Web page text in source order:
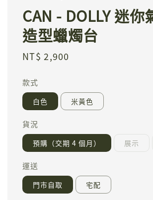
CAN - DOLLY 迷你
造型蠟燭台
Regular
NT$ 2,900
款式
白色 米黃色
貨況
預購（交期 4 個月） 展示
運送
門市自取 宅配